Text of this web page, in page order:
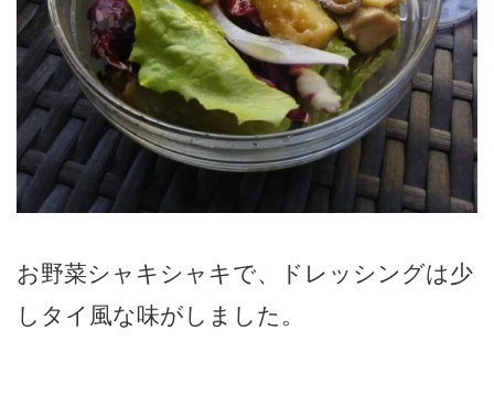
お野菜シャキシャキで、ドレッシングは少
しタイ風な味がしました。